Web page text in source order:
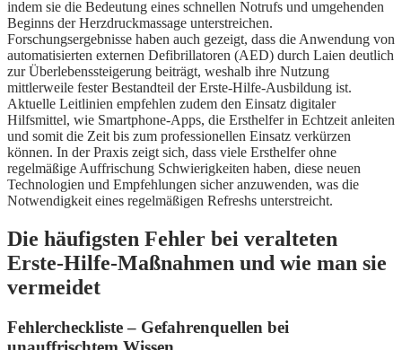
indem sie die Bedeutung eines schnellen Notrufs und umgehenden
Beginns der Herzdruckmassage unterstreichen.
Forschungsergebnisse haben auch gezeigt, dass die Anwendung von
automatisierten externen Defibrillatoren (AED) durch Laien deutlich
zur Überlebenssteigerung beiträgt, weshalb ihre Nutzung
mittlerweile fester Bestandteil der Erste-Hilfe-Ausbildung ist.
Aktuelle Leitlinien empfehlen zudem den Einsatz digitaler
Hilfsmittel, wie Smartphone-Apps, die Ersthelfer in Echtzeit anleiten
und somit die Zeit bis zum professionellen Einsatz verkürzen
können. In der Praxis zeigt sich, dass viele Ersthelfer ohne
regelmäßige Auffrischung Schwierigkeiten haben, diese neuen
Technologien und Empfehlungen sicher anzuwenden, was die
Notwendigkeit eines regelmäßigen Refreshs unterstreicht.
Die häufigsten Fehler bei veralteten
Erste-Hilfe-Maßnahmen und wie man sie
vermeidet
Fehlercheckliste – Gefahrenquellen bei